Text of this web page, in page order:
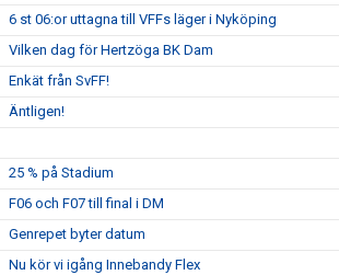
6 st 06:or uttagna till VFFs läger i Nyköping
Vilken dag för Hertzöga BK Dam
Enkät från SvFF!
Äntligen!
25 % på Stadium
F06 och F07 till final i DM
Genrepet byter datum
Nu kör vi igång Innebandy Flex